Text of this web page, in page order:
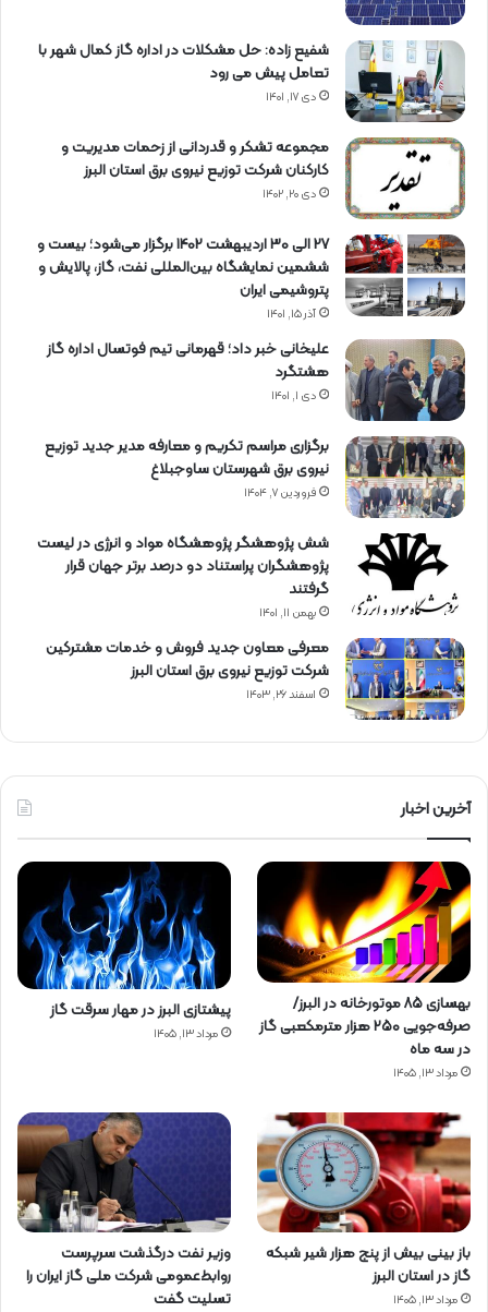
شفیع زاده: حل مشکلات در اداره گاز کمال شهر با
تعامل پیش می رود
دی ۱۷, ۱۴۰۱
مجموعه تشکر و قدردانی از زحمات مدیریت و
کارکنان شرکت توزیع نیروی برق استان البرز
دی ۲۰, ۱۴۰۲
27 الی 30 اردیبهشت 1402 برگزار می‌شود؛ بیست و
ششمین نمایشگاه بین‌المللی نفت، گاز، پالایش و
پتروشیمی ایران
آذر ۱۵, ۱۴۰۱
علیخانی خبر داد؛ قهرمانی تیم فوتسال اداره گاز
هشتگرد
دی ۱, ۱۴۰۱
برگزاری مراسم تكریم و معارفه مدیر جدید توزیع
نیروی برق شهرستان ساوجبلاغ
فروردین ۷, ۱۴۰۴
شش پژوهشگر پژوهشگاه مواد و انرژی در لیست
پژوهشگران پراستناد دو درصد برتر جهان قرار
گرفتند
بهمن ۱۱, ۱۴۰۱
معرفی معاون جدید فروش و خدمات مشتركین
شركت توزیع نیروی برق استان البرز
اسفند ۲۶, ۱۴۰۳
آخرین اخبار
بهسازی ۸۵ موتورخانه در البرز/
صرفه‌جویی ۲۵۰ هزار مترمکعبی گاز
در سه ماه
مرداد ۱۳, ۱۴۰۵
پیشتازی البرز در مهار سرقت گاز
مرداد ۱۳, ۱۴۰۵
باز بینی بیش از پنج هزار شیر شبکه
گاز در استان البرز
مرداد ۱۳, ۱۴۰۵
وزیر نفت درگذشت سرپرست
روابط‌عمومی شرکت ملی گاز ایران را
تسلیت گفت